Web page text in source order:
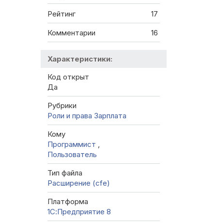
Рейтинг 17
Комментарии 16
Характеристики:
Код открыт
Да
Рубрики
Роли и права Зарплата
Кому
Программист ,
Пользователь
Тип файла
Расширение (cfe)
Платформа
1С:Предприятие 8